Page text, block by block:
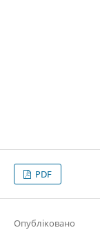
PDF
Опубліковано